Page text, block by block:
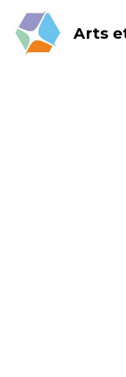
content
Arts